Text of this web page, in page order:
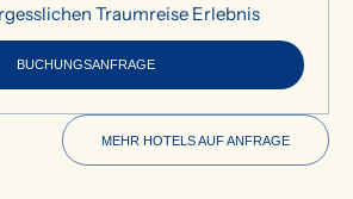
Traumreise Erlebnis
BUCHUNGSANFRAGE
MEHR HOTELS AUF ANFRAGE